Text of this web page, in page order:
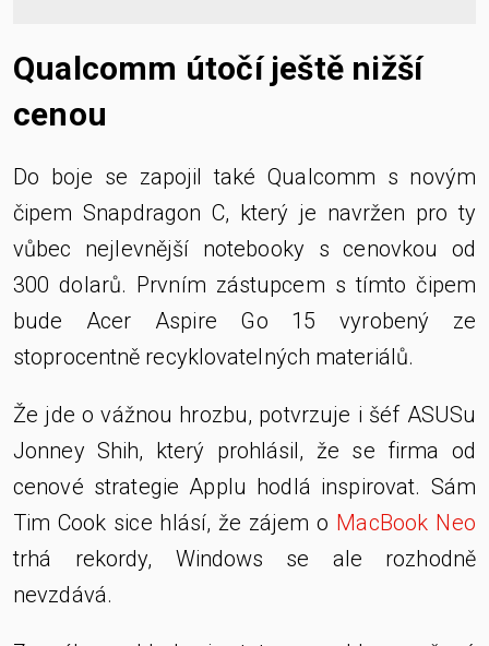
Qualcomm útočí ještě nižší
cenou
Do boje se zapojil také Qualcomm s novým
čipem Snapdragon C, který je navržen pro ty
vůbec nejlevnější notebooky s cenovkou od
300 dolarů. Prvním zástupcem s tímto čipem
bude Acer Aspire Go 15 vyrobený ze
stoprocentně recyklovatelných materiálů.
Že jde o vážnou hrozbu, potvrzuje i šéf ASUSu
Jonney Shih, který prohlásil, že se firma od
cenové strategie Applu hodlá inspirovat. Sám
Tim Cook sice hlásí, že zájem o MacBook Neo
trhá rekordy, Windows se ale rozhodně
nevzdává.